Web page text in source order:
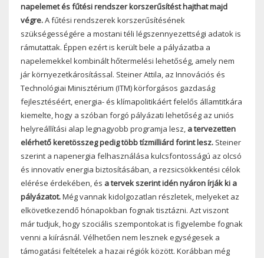
napelemet és fűtési rendszer korszerűsítést hajthat majd
végre.A fűtési rendszerek korszerűsítésének
szükségességére a mostani téli légszennyezettségi adatok is
rámutattak. Éppen ezért is került bele a pályázatba a
napelemekkel kombinált hőtermelési lehetőség, amely nem
jár környezetkárosítással. Steiner Attila, az Innovációs és
Technológiai Minisztérium (ITM) körforgásos gazdaság
fejlesztéséért, energia- és klímapolitikáért felelős államtitkára
kiemelte, hogy a szóban forgó pályázati lehetőség az uniós
helyreállítási alap legnagyobb programja lesz, a tervezetten
elérhető keretösszeg pedig több tízmilliárd forint lesz. Steiner
szerint a napenergia felhasználása kulcsfontosságú az olcsó
és innovatív energia biztosításában, a rezsicsökkentési célok
elérése érdekében, és a tervek szerint idén nyáron írják ki a
pályázatot.Még vannak kidolgozatlan részletek, melyeket az
elkövetkezendő hónapokban fognak tisztázni. Azt viszont
már tudjuk, hogy szociális szempontokat is figyelembe fognak
venni a kiírásnál. Vélhetően nem lesznek egységesek a
támogatási feltételek a hazai régiók között. Korábban még